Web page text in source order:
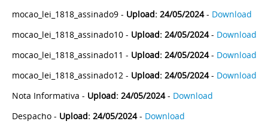
mocao_lei_1818_assinado9 - Upload: 24/05/2024- Download
mocao_lei_1818_assinado10 - Upload: 24/05/2024- Download
mocao_lei_1818_assinado11 - Upload: 24/05/2024- Download
mocao_lei_1818_assinado12 - Upload: 24/05/2024- Download
Nota Informativa - Upload: 24/05/2024- Download
Despacho - Upload: 24/05/2024- Download